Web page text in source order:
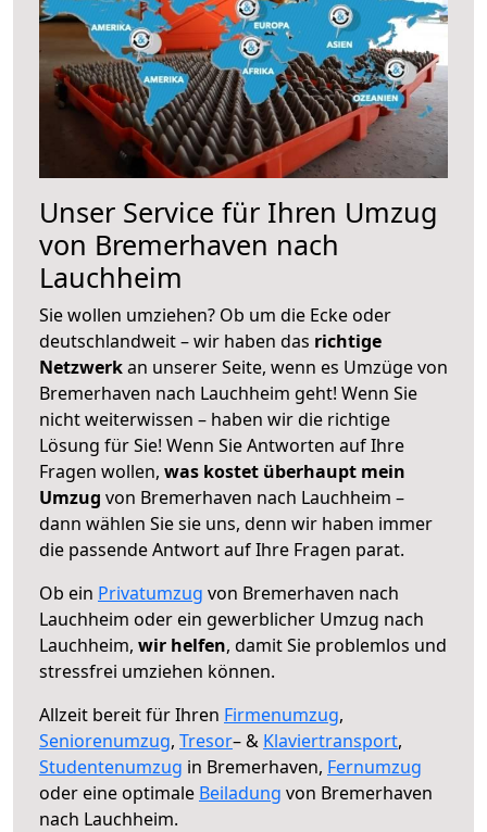
Unser Service für Ihren Umzug
von Bremerhaven nach
Lauchheim
Sie wollen umziehen? Ob um die Ecke oder
deutschlandweit – wir haben das richtige
Netzwerkan unserer Seite, wenn es Umzüge von
Bremerhaven nach Lauchheim geht! Wenn Sie
nicht weiterwissen – haben wir die richtige
Lösung für Sie! Wenn Sie Antworten auf Ihre
Fragen wollen, was kostet überhaupt mein
Umzug von Bremerhaven nach Lauchheim –
dann wählen Sie sie uns, denn wir haben immer
die passende Antwort auf Ihre Fragen parat.
Ob ein Privatumzug von Bremerhaven nach
Lauchheim oder ein gewerblicher Umzug nach
Lauchheim, wir helfen, damit Sie problemlos und
stressfrei umziehen können.
Allzeit bereit für Ihren Firmenumzug,
Seniorenumzug, Tresor– & Klaviertransport,
Studentenumzug in Bremerhaven, Fernumzug
oder eine optimale Beiladung von Bremerhaven
nach Lauchheim.